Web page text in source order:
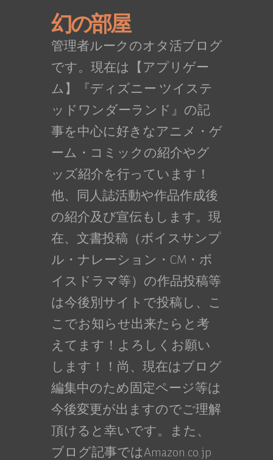
幻の部屋
管理者ルークのオタ活ブログ
です。現在は【アプリゲー
ム】『ディズニー ツイステ
ッドワンダーランド』の記
事を中心に好きなアニメ・ゲ
ーム・コミックの紹介やグ
ッズ紹介を行っています！
他、同人誌活動や作品作成後
の紹介及び宣伝もします。現
在、文書投稿（ボイスサンプ
ル・ナレーション・CM・ボ
イスドラマ等）の作品投稿等
は今後別サイトで投稿し、こ
こでお知らせ出来たらと考
えてます！よろしくお願い
します！！尚、現在はブログ
編集中のため固定ページ等は
今後変更が出ますのでご理解
頂けると幸いです。また、
ブログ記事ではAmazon.co.jp